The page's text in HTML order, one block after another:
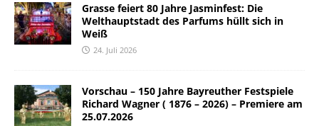
Grasse feiert 80 Jahre Jasminfest: Die
Welthauptstadt des Parfums hüllt sich in
Weiß
24. Juli 2026
Vorschau – 150 Jahre Bayreuther Festspiele
Richard Wagner ( 1876 – 2026) – Premiere am
25.07.2026